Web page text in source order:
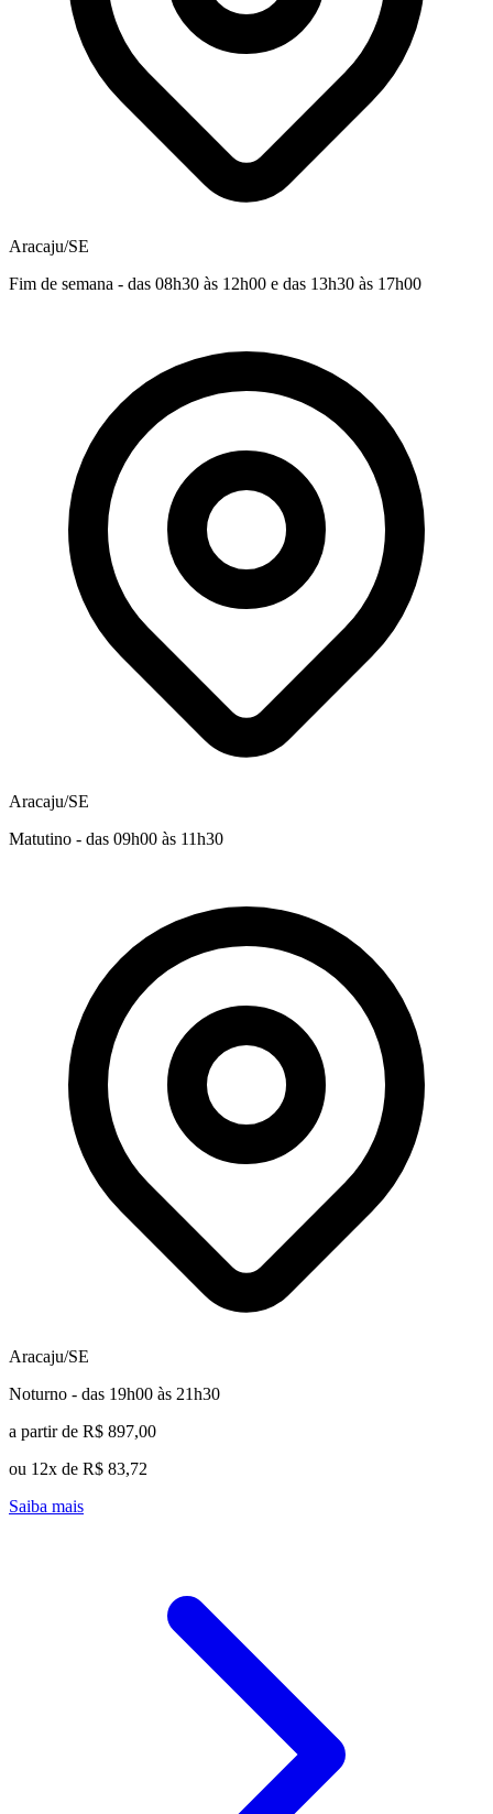
Aracaju/SE
Fim de semana - das 08h30 às 12h00 e das 13h30 às 17h00
Aracaju/SE
Matutino - das 09h00 às 11h30
Aracaju/SE
Noturno - das 19h00 às 21h30
a partir de R$ 897,00
ou 12x de R$ 83,72
Saiba mais